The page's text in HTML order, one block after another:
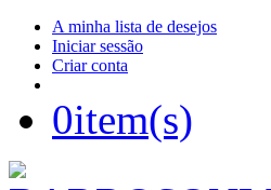
A minha lista de desejos
Iniciar sessão
Criar conta
0item(s)